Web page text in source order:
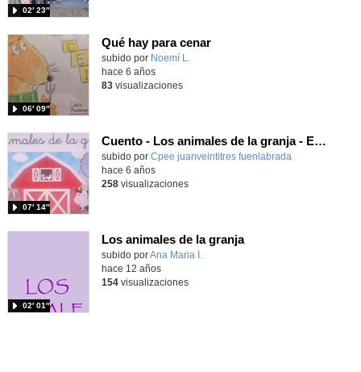
02′ 23″
Qué hay para cenar
subido por Noemí L.
06′ 09″
hace 6 años
83visualizaciones
Cuento - Los animales de la granja - Educación Infantil
subido por Cpee juanveintitres fuenlabrada
07′ 14″
hace 6 años
258visualizaciones
Los animales de la granja
subido porAna Maria I.
02′ 01″
hace 12 años
154visualizaciones